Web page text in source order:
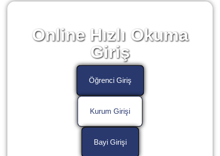
Online Hızlı Okuma
Giriş
Öğrenci Giriş
Kurum Girişi
Bayi Girişi